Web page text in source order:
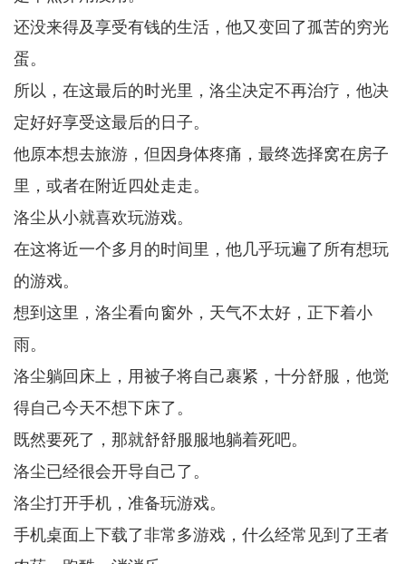
还没来得及享受有钱的生活，他又变回了孤苦的穷光
蛋。
所以，在这最后的时光里，洛尘决定不再治疗，他决
定好好享受这最后的日子。
他原本想去旅游，但因身体疼痛，最终选择窝在房子
里，或者在附近四处走走。
洛尘从小就喜欢玩游戏。
在这将近一个多月的时间里，他几乎玩遍了所有想玩
的游戏。
想到这里，洛尘看向窗外，天气不太好，正下着小
雨。
洛尘躺回床上，用被子将自己裹紧，十分舒服，他觉
得自己今天不想下床了。
既然要死了，那就舒舒服服地躺着死吧。
洛尘已经很会开导自己了。
洛尘打开手机，准备玩游戏。
手机桌面上下载了非常多游戏，什么经常见到了王者